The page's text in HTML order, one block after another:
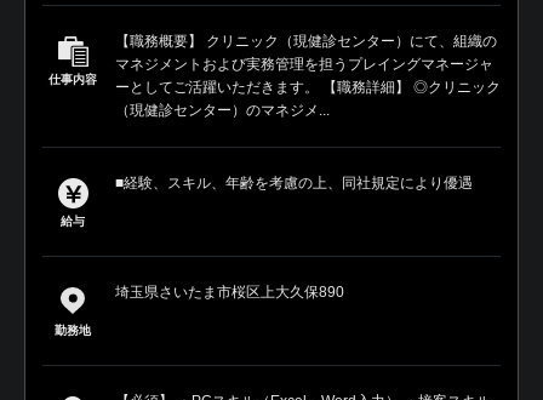
仕事内容
【職務概要】 クリニック（現健診センター）にて、組織の
マネジメントおよび実務管理を担うプレイングマネージャ
ーとしてご活躍いただきます。 【職務詳細】 ◎クリニック
（現健診センター）のマネジメ...
給与
■経験、スキル、年齢を考慮の上、同社規定により優遇
勤務地
埼玉県さいたま市桜区上大久保890